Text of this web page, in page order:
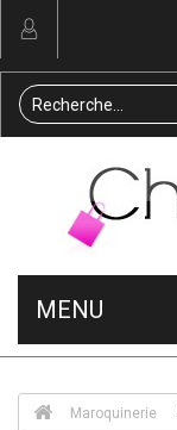
MENU
Maroquinerie